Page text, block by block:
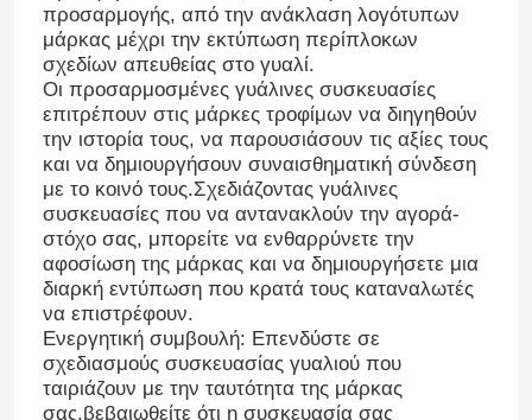
προσαρμογής, από την ανάκλαση λογότυπων
μάρκας μέχρι την εκτύπωση περίπλοκων
σχεδίων απευθείας στο γυαλί.
Οι προσαρμοσμένες γυάλινες συσκευασίες
επιτρέπουν στις μάρκες τροφίμων να διηγηθούν
την ιστορία τους, να παρουσιάσουν τις αξίες τους
και να δημιουργήσουν συναισθηματική σύνδεση
με το κοινό τους.Σχεδιάζοντας γυάλινες
συσκευασίες που να αντανακλούν την αγορά-
στόχο σας, μπορείτε να ενθαρρύνετε την
αφοσίωση της μάρκας και να δημιουργήσετε μια
διαρκή εντύπωση που κρατά τους καταναλωτές
να επιστρέφουν.
Ενεργητική συμβουλή: Επενδύστε σε
σχεδιασμούς συσκευασίας γυαλιού που
ταιριάζουν με την ταυτότητα της μάρκας
σας.βεβαιωθείτε ότι η συσκευασία σας